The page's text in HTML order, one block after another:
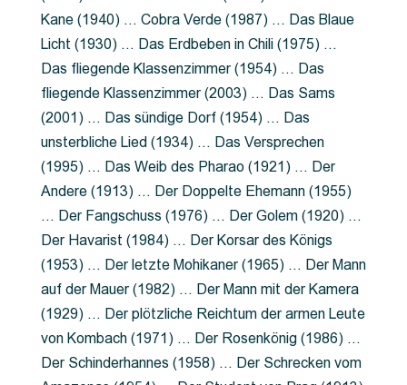
Kane (1940) … Cobra Verde (1987) … Das Blaue
Licht (1930) … Das Erdbeben in Chili (1975) …
Das fliegende Klassenzimmer (1954) … Das
fliegende Klassenzimmer (2003) … Das Sams
(2001) … Das sündige Dorf (1954) … Das
unsterbliche Lied (1934) … Das Versprechen
(1995) … Das Weib des Pharao (1921) … Der
Andere (1913) … Der Doppelte Ehemann (1955)
… Der Fangschuss (1976) … Der Golem (1920) …
Der Havarist (1984) … Der Korsar des Königs
(1953) … Der letzte Mohikaner (1965) … Der Mann
auf der Mauer (1982) … Der Mann mit der Kamera
(1929) … Der plötzliche Reichtum der armen Leute
von Kombach (1971) … Der Rosenkönig (1986) …
Der Schinderhannes (1958) … Der Schrecken vom